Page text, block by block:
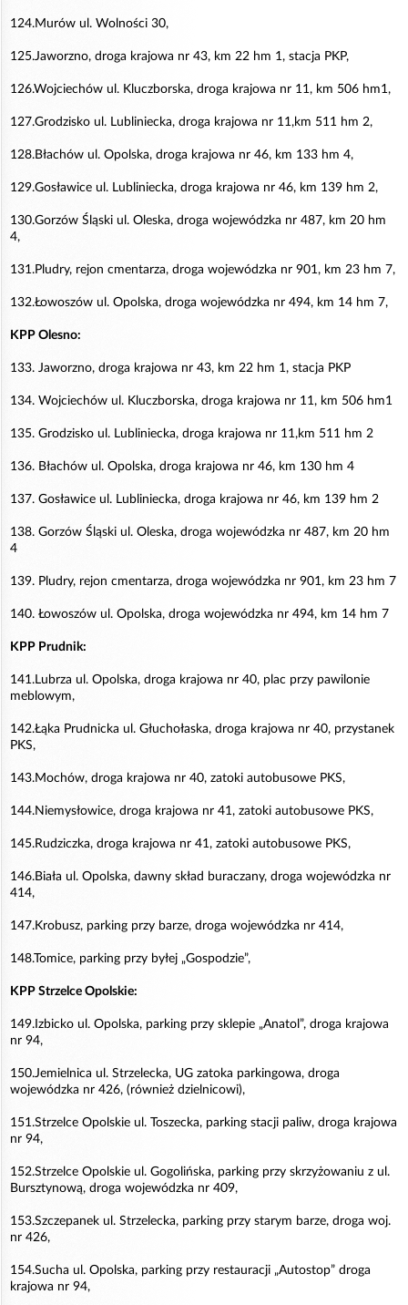
124.Murów ul. Wolności 30,
125.Jaworzno, droga krajowa nr 43, km 22 hm 1, stacja PKP,
126.Wojciechów ul. Kluczborska, droga krajowa nr 11, km 506 hm1,
127.Grodzisko ul. Lubliniecka, droga krajowa nr 11,km 511 hm 2,
128.Błachów ul. Opolska, droga krajowa nr 46, km 133 hm 4,
129.Gosławice ul. Lubliniecka, droga krajowa nr 46, km 139 hm 2,
130.Gorzów Śląski ul. Oleska, droga wojewódzka nr 487, km 20 hm
4,
131.Pludry, rejon cmentarza, droga wojewódzka nr 901, km 23 hm 7,
132.Łowoszów ul. Opolska, droga wojewódzka nr 494, km 14 hm 7,
KPP Olesno:
133. Jaworzno, droga krajowa nr 43, km 22 hm 1, stacja PKP
134. Wojciechów ul. Kluczborska, droga krajowa nr 11, km 506 hm1
135. Grodzisko ul. Lubliniecka, droga krajowa nr 11,km 511 hm 2
136. Błachów ul. Opolska, droga krajowa nr 46, km 130 hm 4
137. Gosławice ul. Lubliniecka, droga krajowa nr 46, km 139 hm 2
138. Gorzów Śląski ul. Oleska, droga wojewódzka nr 487, km 20 hm
4
139. Pludry, rejon cmentarza, droga wojewódzka nr 901, km 23 hm 7
140. Łowoszów ul. Opolska, droga wojewódzka nr 494, km 14 hm 7
KPP Prudnik:
141.Lubrza ul. Opolska, droga krajowa nr 40, plac przy pawilonie
meblowym,
142.Łąka Prudnicka ul. Głuchołaska, droga krajowa nr 40, przystanek
PKS,
143.Mochów, droga krajowa nr 40, zatoki autobusowe PKS,
144.Niemysłowice, droga krajowa nr 41, zatoki autobusowe PKS,
145.Rudziczka, droga krajowa nr 41, zatoki autobusowe PKS,
146.Biała ul. Opolska, dawny skład buraczany, droga wojewódzka nr
414,
147.Krobusz, parking przy barze, droga wojewódzka nr 414,
148.Tomice, parking przy byłej „Gospodzie”,
KPP Strzelce Opolskie:
149.Izbicko ul. Opolska, parking przy sklepie „Anatol”, droga krajowa
nr 94,
150.Jemielnica ul. Strzelecka, UG zatoka parkingowa, droga
wojewódzka nr 426, (również dzielnicowi),
151.Strzelce Opolskie ul. Toszecka, parking stacji paliw, droga krajowa
nr 94,
152.Strzelce Opolskie ul. Gogolińska, parking przy skrzyżowaniu z ul.
Bursztynową, droga wojewódzka nr 409,
153.Szczepanek ul. Strzelecka, parking przy starym barze, droga woj.
nr 426,
154.Sucha ul. Opolska, parking przy restauracji „Autostop” droga
krajowa nr 94,